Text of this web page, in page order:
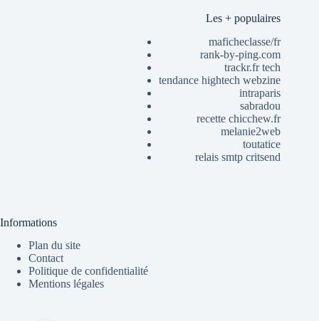
Les + populaires
maficheclasse/fr
rank-by-ping.com
trackr.fr tech
tendance hightech webzine
intraparis
sabradou
recette chicchew.fr
melanie2web
toutatice
relais smtp critsend
Informations
Plan du site
Contact
Politique de confidentialité
Mentions légales